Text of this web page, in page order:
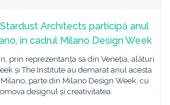
Stardust Architects participă anul
în cadrul Milano Design Week
prin reprezentanța sa din Veneția, alături
și The Institute au demarat anul acesta
parte din Milano Design Week, cu
designul și creativitatea